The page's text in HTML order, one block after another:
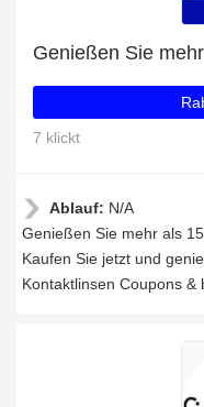
7 klickt
Ablauf: N/A
Genießen Sie mehr als
Kaufen Sie jetzt und
Kontaktlinsen Coupons &